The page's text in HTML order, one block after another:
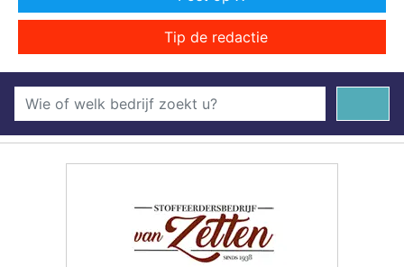
Tip de redactie